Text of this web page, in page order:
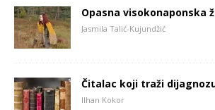
Opasna visokonaponska
Jasmila Talić-Kujundžić
Čitalac koji traži
Ilhan Kokor